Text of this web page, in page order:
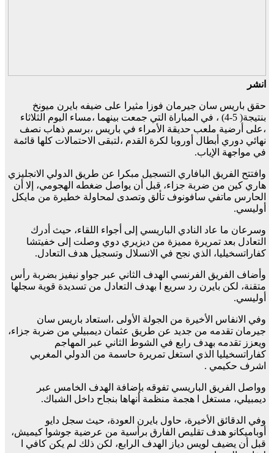
انشر
حقق باريس سان جيرمان فوزا مثيرا على ضيفه بايرن ميونخ
بنتيجة( 5-4) ، في المباراة التي جمعت بينهما ،مساء اليوم الثلاثاء
،على أرضية ملعب حديقة الأمراء في باريس ،برسم ذهاب نصف
نهائي دوري أبطال أوروبا لكرة القدم ،لتبقى الاحتمالات كلها قائمة
في مواجهة الإياب.
وافتتح الفريق البافاري التسجيل مبكرا عن طريق الدولي الانجليزي
هاري كين من ضربة جزاء، قبل أن يواصل ضغطه الهجومي، إلا أن
الحارس ماتفي سافونوف تألق وتصدى لمحاولة خطيرة من مايكل
أوليسي.
وسرعان ما عاد النادي الباريسي إلى أجواء اللقاء، حيث أدرك
التعادل بعد تمريرة مميزة من ديزيري دوي وصلت إلى خفيتشا
كفاراتسخيليا، الذي نجح في الانسلال وتسجيل هدف التعادل.
وأضاف الفريق الفرنسي الهدف الثاني عبر جواو نيفيز بضربة رأس
متقنة، لكن بايرن رد سريع ا بهدف التعادل من تسديدة قوية سجلها
أوليسي.
وفي الانفاس الأخيرة من الجولة الأولى ،استعاد باريس سان
جيرمان تقدمه من جديد عن طريق عثمان ديمبيلي من ضربة جزاء،
ويعزز تقدمه بهدف رابع في الشوط الثاني عبر المهاجم
كفاراتسخيليا الذي استغل تمريرة حاسمة من الدولي المغربي
اشرف حكيمي .
وواصل الفريق الباريسي تفوقه بإضافة الهدف الخامس عبر
ديمبيلي، مستغل ا هجمة منظمة أنهاها بنجاح داخل الشباك.
وفي الدقائق الأخيرة، حاول بايرن العودة، حيث سجل دايو
أوباميكانو هدف تقليص الفارق برأسية من عرضية جوشوا كيميش،
قبل أن يضيف لويس دياز الهدف الرابع، لكن ذلك لم يكن كافي ا